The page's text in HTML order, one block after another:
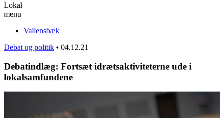
Lokal
menu
Vallensbæk
Debat og politik • 04.12.21
Debatindlæg: Fortsæt idrætsaktiviteterne ude i
lokalsamfundene